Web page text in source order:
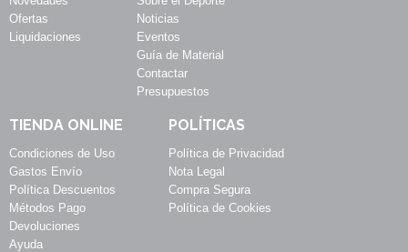
Ofertas
Liquidaciones
Noticias
Eventos
Guía de Material
Contactar
Presupuestos
TIENDA ONLINE
Condiciones de Uso
Gastos Envío
Política Descuentos
Métodos Pago
Devoluciones
Ayuda
POLÍTICAS
Política de Privacidad
Nota Legal
Compra Segura
Política de Cookies